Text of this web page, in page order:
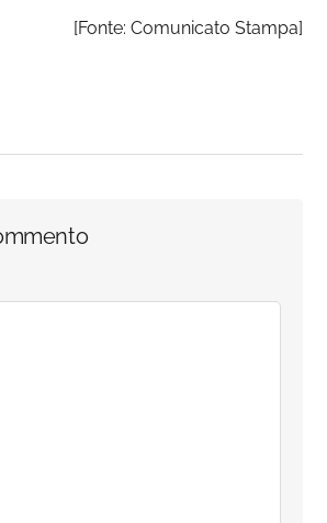
[Fonte: Comunicato Stampa]